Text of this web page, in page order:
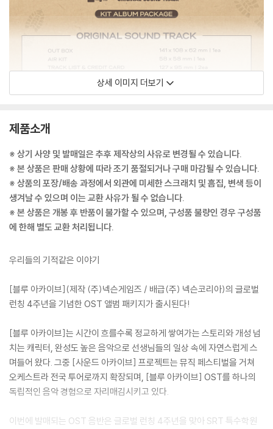
상세 이미지 더보기
제품소개
※ 상기 사양 및 발매일은 추후 제작상의 사유로 변경될 수 있습니다.
※ 본 상품은 판매 상황에 따라 조기 품절되거나 구매 마감될 수 있습니다.
※ 상품의 포장/배송 과정에서 외관에 미세한 스크래치 및 흠집, 변색 등이
생겨날 수 있으며 이는 교환 사유가 될 수 없습니다.
※ 본 상품은 개봉 후 반품이 불가할 수 있으며, 구성품 불량인 경우 구성품
에 한해 별도 교환 처리됩니다.
우리들의 기적같은 이야기
[블루 아카이브](제작 (주)넥슨게임즈 / 배급(주) 넥슨코리아)의 글로벌
런칭 4주년을 기념한 OST 앨범 패키지가 출시된다!
[블루 아카이브]는 시간이 흐를수록 정교하게 쌓여가는 스토리와 개성 넘
치는 캐릭터, 완성도 높은 음악으로 선생님들의 일상 속에 자연스럽게 스
며들어 왔다. 그중 [사운드 아카이브] 프로젝트는 뮤직 페스티벌을 거쳐
오케스트라 전국 투어로까지 확장되며, [블루 아카이브] OST를 하나의
독립적인 음악 경험으로 자리매김시키고 있다.
이번에 발매되는 OST 음반은 글로벌 런칭 4주년을 맞아 SRT 특수학원